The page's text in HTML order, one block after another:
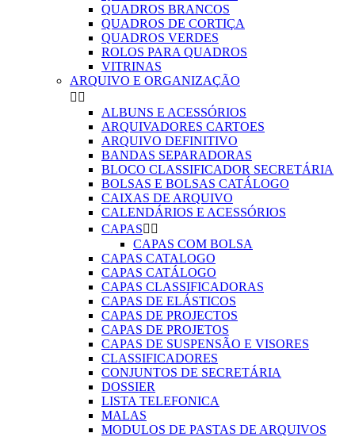
QUADROS BRANCOS
QUADROS DE CORTIÇA
QUADROS VERDES
ROLOS PARA QUADROS
VITRINAS
ARQUIVO E ORGANIZAÇÃO
 
ALBUNS E ACESSÓRIOS
ARQUIVADORES CARTOES
ARQUIVO DEFINITIVO
BANDAS SEPARADORAS
BLOCO CLASSIFICADOR SECRETÁRIA
BOLSAS E BOLSAS CATÁLOGO
CAIXAS DE ARQUIVO
CALENDÁRIOS E ACESSÓRIOS
CAPAS 
CAPAS COM BOLSA
CAPAS CATALOGO
CAPAS CATÁLOGO
CAPAS CLASSIFICADORAS
CAPAS DE ELÁSTICOS
CAPAS DE PROJECTOS
CAPAS DE PROJETOS
CAPAS DE SUSPENSÃO E VISORES
CLASSIFICADORES
CONJUNTOS DE SECRETÁRIA
DOSSIER
LISTA TELEFONICA
MALAS
MODULOS DE PASTAS DE ARQUIVOS